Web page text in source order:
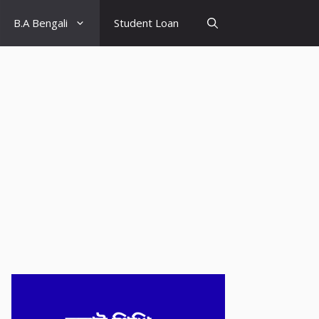
B.A Bengali Student Loan